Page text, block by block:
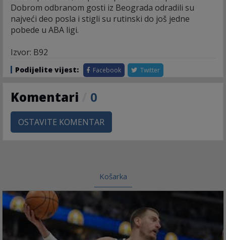
Dobrom odbranom gosti iz Beograda odradili su
najveći deo posla i stigli su rutinski do još jedne
pobede u ABA ligi.
Izvor: B92
Podijelite vijest: Facebook Twitter
Komentari 0
OSTAVITE KOMENTAR
Košarka